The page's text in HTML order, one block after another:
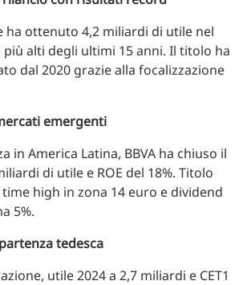
ha ottenuto 4,2 miliardi di utile nel
più alti degli ultimi 15 anni. Il titolo ha
dal 2020 grazie alla focalizzazione
emergenti
in America Latina, BBVA ha chiuso il
di utile e ROE del 18%. Titolo
time high in zona 14 euro e dividend
5%.
tedesca
utile 2024 a 2,7 miliardi e CET1